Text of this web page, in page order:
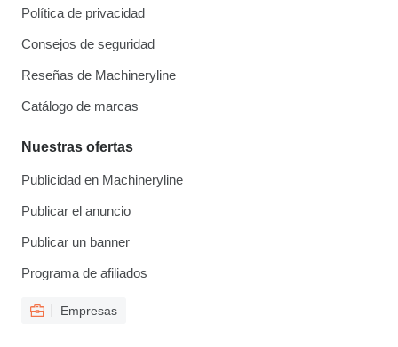
Política de privacidad
Consejos de seguridad
Reseñas de Machineryline
Catálogo de marcas
Nuestras ofertas
Publicidad en Machineryline
Publicar el anuncio
Publicar un banner
Programa de afiliados
Empresas